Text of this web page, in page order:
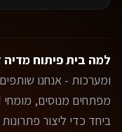
למה בית פיתוח מדיה
ומערכות - אנחנו
ביחד כדי ליצור